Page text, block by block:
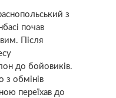
з
почав
Після
до бойовиків.
з обмінів
переїхав до